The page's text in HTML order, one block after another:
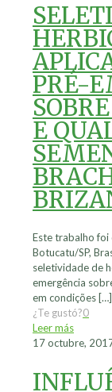
PRÉ-
E
Este trabalho foi
Botucatu/SP,
seletividade de
emergência
em condições […]
¿Te gustó?0
Leer más
17 octubre,